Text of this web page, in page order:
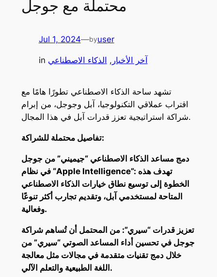
محتملة مع جوجل
Jul 1, 2024—byuser
in آخر الأخبار , الذكاء الاصطناعي
تشهد ساحة الذكاء الاصطناعي تطورًا هامًا مع
اقتراب عملاقي التكنولوجيا، آبل وجوجل، من إبرام
شراكة استراتيجية تعزز قدرات آبل في هذا المجال.
تفاصيل محتملة للشراكة:
دمج مساعد الذكاء الاصطناعي “جيميني” من جوجل
في نظام “Apple Intelligence”: تهدف هذه
الخطوة إلى توسيع نطاق خيارات الذكاء الاصطناعي
المتاحة لمستخدمي آبل، وتقديم تجارب أكثر تنوعًا
وفعالية.
تعزيز قدرات “سيري”: من المحتمل أن تُساهم شراكة
جوجل في تحسين أداء المساعد الصوتي “سيري” من
خلال دمج تقنيات متقدمة في مجالات مثل معالجة
اللغة الطبيعية والتعلم الآلي.